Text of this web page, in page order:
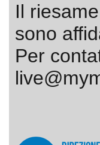
Il
sono
Per